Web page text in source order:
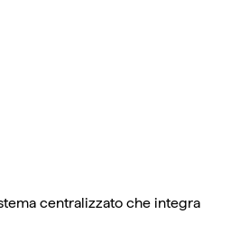
centralizzato che integra